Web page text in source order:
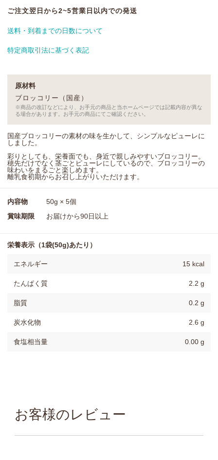
ご注文翌日から2~5営業日以内での発送
送料・到着までの日数について
特定商取引法に基づく表記
原材料
ブロッコリー（国産）
※商品の改訂などにより、お手元の商品と当ホームページでは記載内容が異な
る場合があります。お手元の商品にてご確認ください。
国産ブロッコリーの素材の味を生かして、シンプルなピューレに
しました。
彩りとしても、栄養面でも、身近で親しみやすいブロッコリー。
穂先だけでなく茎ごとピューレにしているので、ブロッコリーの
味わいをまるごと楽しめます。
離乳食初期からお召し上がりいただけます。
内容物
50g × 5個
賞味期限
お届けから90日以上
栄養表示（1袋(50g)あたり）
エネルギー 15 kcal
たんぱく質 2.2 g
脂質 0.2 g
炭水化物 2.6 g
食塩相当量 0.00 g
お客様のレビュー